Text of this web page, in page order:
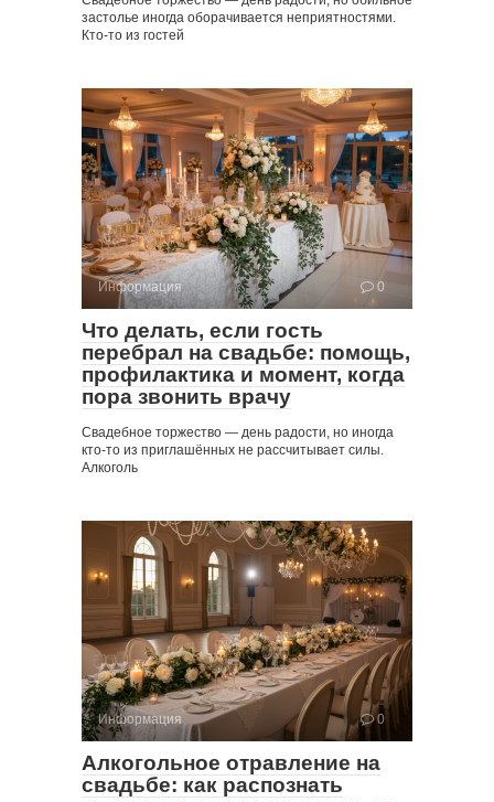
застолье иногда оборачивается неприятностями.
Кто-то из гостей
Информация 0
Что делать, если гость
перебрал на свадьбе: помощь,
профилактика и момент, когда
пора звонить врачу
Свадебное торжество — день радости, но иногда
кто-то из приглашённых не рассчитывает силы.
Алкоголь
Информация 0
Алкогольное отравление на
свадьбе: как распознать